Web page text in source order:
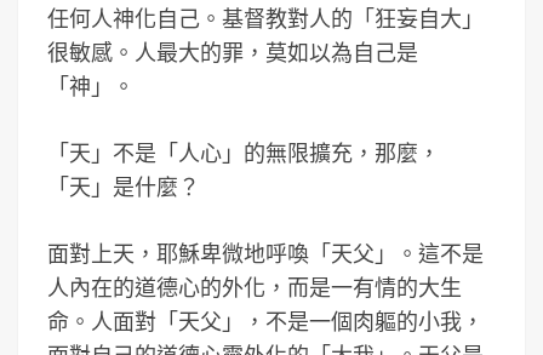
任何人神化自己。基督教對人的「狂妄自大」
很敏感。人最大的罪，莫如以為自己是
「神」。
「天」不是「人心」的無限擴充，那麼，
「天」是什麼？
面對上天，耶穌卑微地呼喚「天父」。這不是
人內在的道德心的外化，而是一有情的大生
命。人面對「天父」，不是一個肉軀的小我，